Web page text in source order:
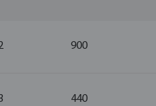
900
440